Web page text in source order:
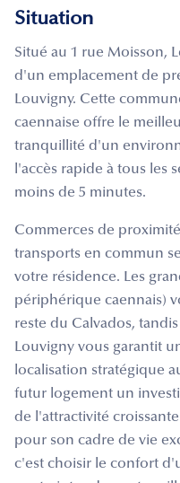
Situation
Situé au 1 rue Moisson,
d'un emplacement de
Louvigny. Cette
caennaise offre le
tranquillité d'un
l'accès rapide à tous les
moins de 5 minutes.
Commerces de
transports en commun
votre résidence. Les
périphérique caennais)
reste du Calvados,
Louvigny vous garantit
localisation stratégique
futur logement un
de l'attractivité
pour son cadre de vie
c'est choisir le confort